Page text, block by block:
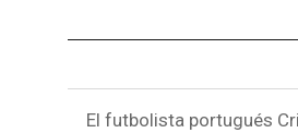
El futbolista portugués